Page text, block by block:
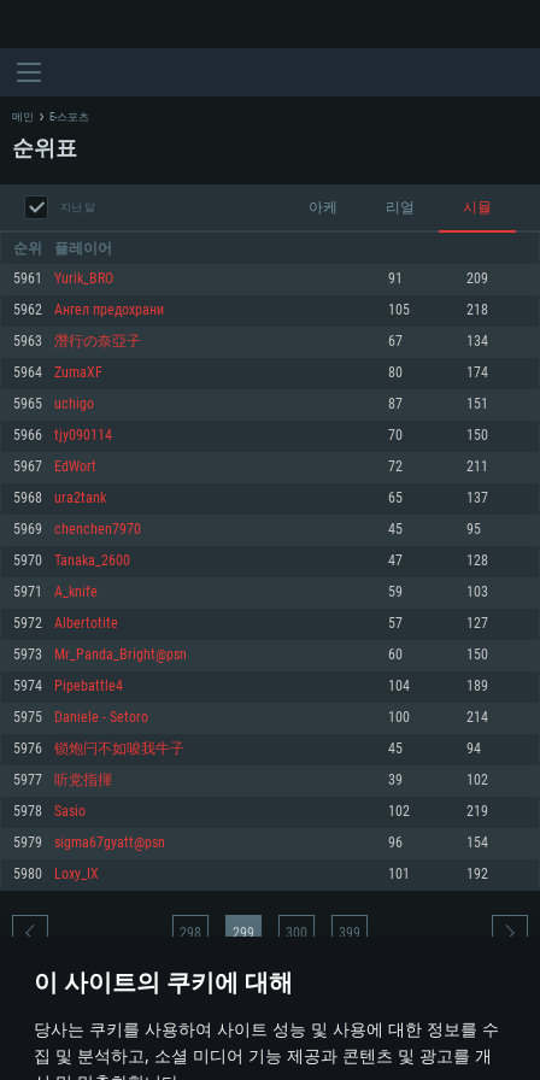
이 사이트의 쿠키에 대해
당사는 쿠키를 사용하여 사이트 성능 및 사용에 대한 정보를 수
집 및 분석하고, 소셜 미디어 기능 제공과 콘텐츠 및 광고를 개
최소사양
운영체제: Windows 10 (64 bit)
프로세서: 2.2 GHz 듀얼코어 이상
메모리: 4GB
그래픽 카드: DirectX 11 이상을 지원하는 AMD Radeon 77XX / NVIDIA
GeForce GT 660. 최소 사양 해상도: 720p
네트워크: 브로드밴드 인터넷
여유 저장 공간: 22.1 GB (최소 클라이언트)
권장 사양
570 혹은 그 이상
여유 저장 공간: 62.2 GB (전체 클라이언트)
최소사양
운영체제: Mac OS Big Sur 11.0
프로세서: 최소 2.2 GHz의 Core i5 (Intel Xeon 은 지원하지 않습니다)
메모리: 6 GB
그래픽 카드: Metal 을 지원하는 Intel Iris Pro 5200 (Mac), 혹은 이와 비슷한 성
능을 가지는 Mac 버전의 AMD/Nvidia. 최소 해상도: 720p
네트워크: 브로드밴드 인터넷
여유 저장 공간: 22.1 GB (최소 클라이언트)
권장 사양
네트워크: 브로드밴드 인터넷
여유 저장 공간: 62.2 GB (전체 클라이언트)
최소사양
운영체제: 64bit Linux 중 최신 버전
프로세서: 2.4 GHz 듀얼코어
메모리: 4 GB
그래픽 카드: Vulkan 을 지원하고, 최신 그래픽 드라이버를 지원하는 NVIDIA
660 (6개월 미만) 혹은 그와 동급의 성능을 가지며 최신 그래픽 드라이버를 지
원하는 AMD (6개월 미만; 최소사양 지원 해상도 720p)
네트워크: 브로드밴드 인터넷
여유 저장 공간: 22.1 GB (최소 클라이언트)
권장 사양
운영체제: Ubuntu 20.04 64bit
프로세서: Intel Core i7
메모리: 16 GB
그래픽 카드: Vulkan 을 지원하고, 최신 그래픽 드라이버를 지원하는 NVIDIA
1060 (6개월 미만) 혹은 그와 동급의 성능을 가지며 최신 그래픽 드라이버를
지원하는 AMD RX 570 (6개월 미만; 최소사양 지원 해상도 720p) 이상
여유 저장 공간: 62.2 GB (전체 클라이언트)
메인 E-스포츠
순위표
지난 달 아케 리얼 시뮬
순위 플레이어
5961 Yurik_BRO 91 209
5962 Ангел предохрани 105 218
5963 潛行の奈亞子 67 134
5964 ZumaXF 80 174
5965 uchigo 87 151
5966 tjy090114 70 150
5967 EdWort 72 211
5968 ura2tank 65 137
5969 chenchen7970 45 95
5970 Tanaka_2600 47 128
5971 A_knife 59 103
5972 Albertotite 57 127
5973 Mr_Panda_Bright@psn 60 150
5974 Pipebattle4 104 189
5975 Daniele - Setoro 100 214
5976 锁炮闩不如唆我牛子 45 94
5977 听党指揮 39 102
5978 Sasio 102 219
5979 sigma67gyatt@psn 96 154
5980 Loxy_IX 101 192
* 순위표는 매일 1회 갱신됩니다
298 299 300 399